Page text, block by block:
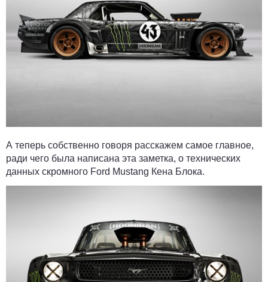
А теперь собственно говоря расскажем самое главное,
ради чего была написана эта заметка, о технических
данных скромного Ford Mustang Кена Блока.